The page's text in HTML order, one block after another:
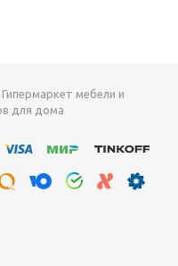
мебели и
для дома